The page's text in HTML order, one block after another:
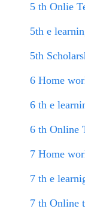
5 th Onlie
5th e
5th
6 Home
6 th e
6 th Online
7 Home
7 th e
7 th Online